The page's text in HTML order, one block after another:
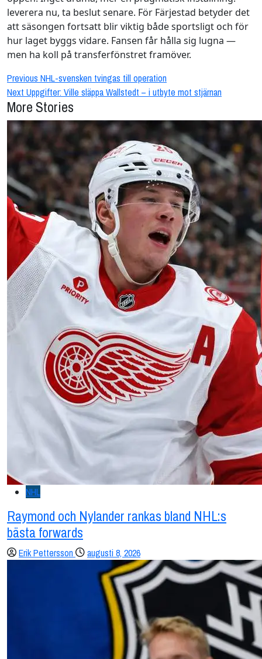
leverera nu, ta beslut senare. För Färjestad betyder det
att säsongen fortsatt blir viktig både sportsligt och för
hur laget byggs vidare. Fansen får hålla sig lugna —
men ha koll på transferfönstret framöver.
Continue
Reading
Previous NHL-svensken tvingas till operation
Next Uppgifter: Ville släppa Wallstedt – i utbyte mot stjärnan
More Stories
NHL
Raymond och Nylander rankas bland NHL:s
bästa forwards
Erik Pettersson augusti 8, 2026